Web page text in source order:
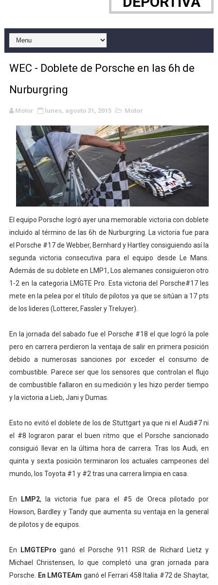
Canadian Elite Basketball League 2026 - CEBL Finals
Canadian Football League 2026 - Week 10
EFA y AFLE 2026 - Regular season
WWE NXT - Myles Borne y Tavion Heights ponen fin
Grandes éxitos por fin para Chelsea Green, Chad
Campeonato de Europa de MTB 2026 (Monteceneri,
Campeonato de Europa de remo 2026 (Varese, Italia)
Mundial de lacrosse femenino 2026 (Tokio, Japón) -
Máxima celebración en el último Impact! con Jason
Mundial de esgrima 2026 (Hong Kong) - La delegación
Raquel Rodriguez es la nueva monarca
WEC - Doblete de Porsche en las 6h de
Nurburgring
Motor lunes, agosto 31, 2015 Motor
El equipo Porsche logró ayer una memorable victoria con doblete
incluido al término de las 6h de Nurburgring. La victoria fue para
el Porsche #17 de Webber, Bernhard y Hartley consiguiendo así la
segunda victoria consecutiva para el equipo desde Le Mans.
Además de su doblete en LMP1, Los alemanes consiguieron otro
1-2 en la categoria LMGTE Pro. Esta victoria del Porsche#17 les
mete en la pelea por el título de pilotos ya que se sitúan a 17 pts
de los lideres (Lotterer, Fassler y Treluyer).
En la jornada del sabado fue el Porsche #18 el que logró la pole
pero en carrera perdieron la ventaja de salir en primera posición
debido a numerosas sanciones por exceder el consumo de
combustible. Parece ser que los sensores que controlan el flujo
de combustible fallaron en su medición y les hizo perder tiempo
y la victoria a Lieb, Jani y Dumas.
Esto no evitó el doblete de los de Stuttgart ya que ni el Audi#7 ni
el #8 lograron parar el buen ritmo que el Porsche sancionado
consiguió llevar en la última hora de carrera. Tras los Audi, en
quinta y sexta posición terminaron los actuales campeones del
mundo, los Toyota #1 y #2 tras una carrera limpia en casa.
En LMP2, la victoria fue para el #5 de Oreca pilotado por
Howson, Bardley y Tandy que aumenta su ventaja en la general
de pilotos y de equipos.
En LMGTEPro ganó el Porsche 911 RSR de Richard Lietz y
Michael Christensen, lo que completó una gran jornada para
Porsche.
En LMGTEAm ganó el Ferrari 458 Italia #72 de Shaytar,